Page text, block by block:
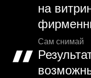
на
Сам снимай